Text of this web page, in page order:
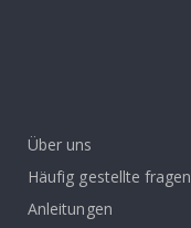
Über uns
Häufig gestellte fragen
Anleitungen